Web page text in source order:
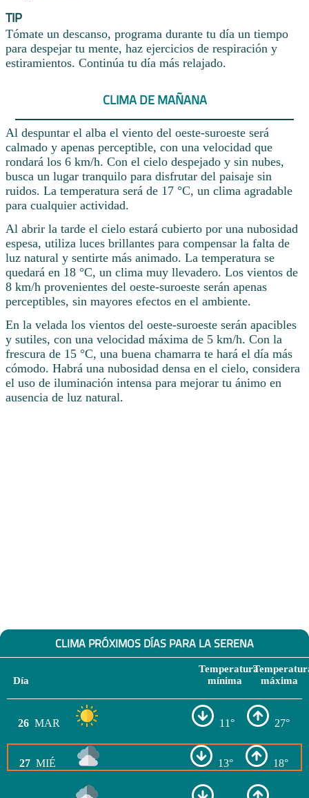
TIP
Tómate un descanso, programa durante tu día un tiempo
para despejar tu mente, haz ejercicios de respiración y
estiramientos. Continúa tu día más relajado.
CLIMA DE MAÑANA
Al despuntar el alba el viento del oeste-suroeste será
calmado y apenas perceptible, con una velocidad que
rondará los 6 km/h. Con el cielo despejado y sin nubes,
busca un lugar tranquilo para disfrutar del paisaje sin
ruidos. La temperatura será de 17 °C, un clima agradable
para cualquier actividad.
Al abrir la tarde el cielo estará cubierto por una nubosidad
espesa, utiliza luces brillantes para compensar la falta de
luz natural y sentirte más animado. La temperatura se
quedará en 18 °C, un clima muy llevadero. Los vientos de
8 km/h provenientes del oeste-suroeste serán apenas
perceptibles, sin mayores efectos en el ambiente.
En la velada los vientos del oeste-suroeste serán apacibles
y sutiles, con una velocidad máxima de 5 km/h. Con la
frescura de 15 °C, una buena chamarra te hará el día más
cómodo. Habrá una nubosidad densa en el cielo, considera
el uso de iluminación intensa para mejorar tu ánimo en
ausencia de luz natural.
CLIMA PRÓXIMOS DÍAS PARA LA SERENA
Día
Temperatura
mínima
máxima
26 MAR 11° 27°
27 MIÉ 13° 18°